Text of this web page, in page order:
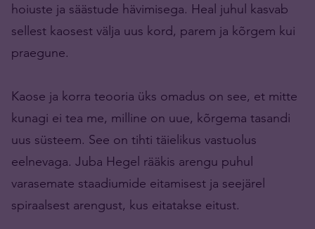
hoiuste ja säästude hävimisega. Heal juhul kasvab
sellest kaosest välja uus kord, parem ja kõrgem kui
praegune.
Kaose ja korra teooria üks omadus on see, et mitte
kunagi ei tea me, milline on uue, kõrgema tasandi
uus süsteem. See on tihti täielikus vastuolus
eelnevaga. Juba Hegel rääkis arengu puhul
varasemate staadiumide eitamisest ja seejärel
spiraalsest arengust, kus eitatakse eitust.